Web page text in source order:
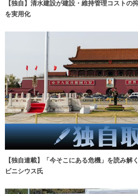
【独自】清水建設が建設・維持管理コストの
を実用化
【独自連載】「今そこにある危機」を読み
ビニシウス氏